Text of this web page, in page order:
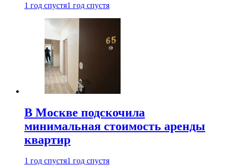
1 год спустя1 год спустя
В Москве подскочила
минимальная стоимость аренды
квартир
1 год спустя1 год спустя